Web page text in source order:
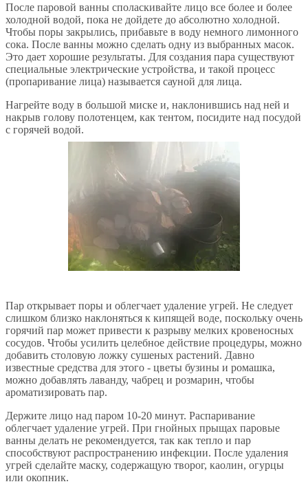
После паровой ванны споласкивайте лицо все более и более
холодной водой, пока не дойдете до абсолютно холодной.
Чтобы поры закрылись, прибавьте в воду немного лимонного
сока. После ванны можно сделать одну из выбранных масок.
Это дает хорошие результаты. Для создания пара существуют
специальные электрические устройства, и такой процесс
(пропаривание лица) называется сауной для лица.
Нагрейте воду в большой миске и, наклонившись над ней и
накрыв голову полотенцем, как тентом, посидите над посудой
с горячей водой.
Пар открывает поры и облегчает удаление угрей. Не следует
слишком близко наклоняться к кипящей воде, поскольку очень
горячий пар может привести к разрыву мелких кровеносных
сосудов. Чтобы усилить целебное действие процедуры, можно
добавить столовую ложку сушеных растений. Давно
известные средства для этого - цветы бузины и ромашка,
можно добавлять лаванду, чабрец и розмарин, чтобы
ароматизировать пар.
Держите лицо над паром 10-20 минут. Распаривание
облегчает удаление угрей. При гнойных прыщах паровые
ванны делать не рекомендуется, так как тепло и пар
способствуют распространению инфекции. После удаления
угрей сделайте маску, содержащую творог, каолин, огурцы
или окопник.